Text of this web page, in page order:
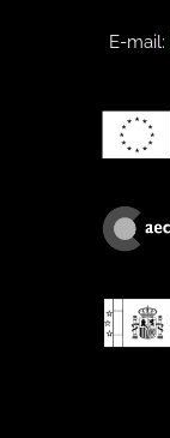
E-mail: